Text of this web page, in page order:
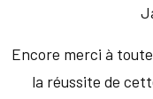
Encore merci à
la réussite de